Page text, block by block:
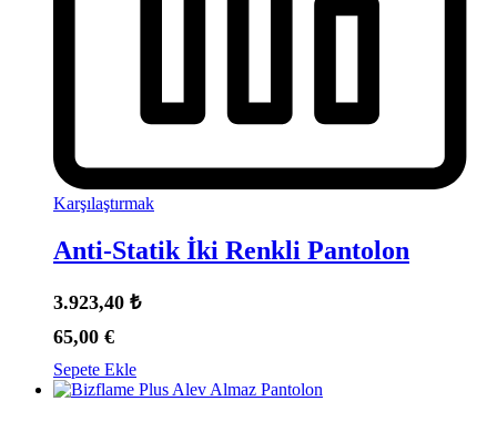
Karşılaştırmak
Anti-Statik İki Renkli Pantolon
3.923,40 ₺
65,00 €
Sepete Ekle